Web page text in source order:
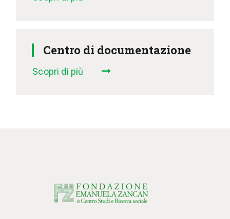
IL MIO ACCOUNT
Centro di documentazione
Scopri di più